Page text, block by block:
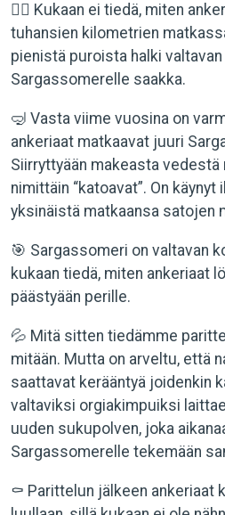
🤷‍♀️ Kukaan ei tiedä, miten
tuhansien kilometrien
pienistä puroista halki
Sargassomerelle saakka.
🤿 Vasta viime vuosina on
ankeriaat matkaavat juuri
Siirryttyään makeasta vedestä
nimittäin “katoavat”. On
yksinäistä matkaansa satojen
🎯 Sargassomeri on valtavan
kukaan tiedä, miten ankeriaat
päästyään perille.
💦 Mitä sitten tiedämme
mitään. Mutta on arveltu, että
saattavat kerääntyä joidenkin
valtaviksi orgiakimpuiksi
uuden sukupolven, joka
Sargassomerelle tekemään
⚰️ Parittelun jälkeen ankeriaat